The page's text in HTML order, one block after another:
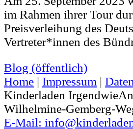
im Rahmen ihrer Tour
Preisverleihung des
Vertreter*innen des
Blog (öffentlich)
Home | Impressum |
Kinderladen
Wilhelmine-Gemberg-
E-Mail: